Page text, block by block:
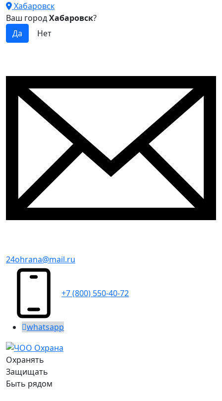
Хабаровск
Ваш городХабаровск?
24ohrana@mail.ru
+7 (800) 550-40-72
whatsapp
Охранять
Защищать
Быть рядом